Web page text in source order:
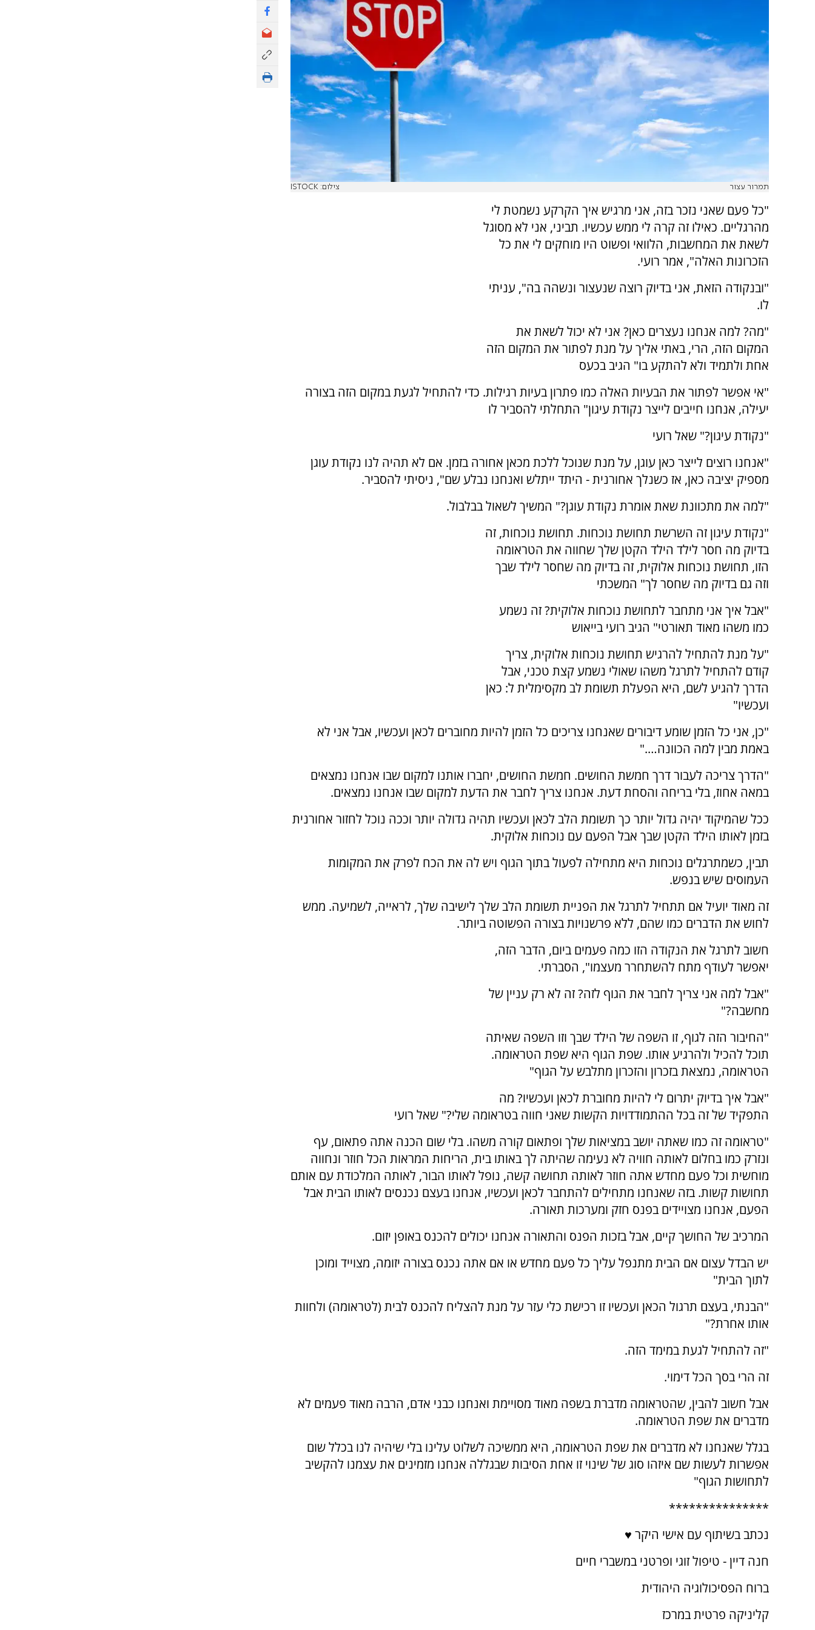
תמרור עצור צילום: ISTOCK
"כל פעם שאני נזכר בזה, אני מרגיש איך הקרקע נשמטת לי
מהרגליים. כאילו זה קרה לי ממש עכשיו. תביני, אני לא מסוגל
לשאת את המחשבות, הלוואי ופשוט היו מוחקים לי את כל
הזכרונות האלה", אמר רועי.
"ובנקודה הזאת, אני בדיוק רוצה שנעצור ונשהה בה", עניתי
לו.
"מה? למה אנחנו נעצרים כאן? אני לא יכול לשאת את
המקום הזה, הרי, באתי אליך על מנת לפתור את המקום הזה
אחת ולתמיד ולא להתקע בו" הגיב בכעס
"אי אפשר לפתור את הבעיות האלה כמו פתרון בעיות רגילות. כדי להתחיל לגעת במקום הזה בצורה
יעילה, אנחנו חייבים לייצר נקודת עיגון" התחלתי להסביר לו
"נקודת עיגון?" שאל רועי
"אנחנו רוצים לייצר כאן עוגן, על מנת שנוכל ללכת מכאן אחורה בזמן. אם לא תהיה לנו נקודת עוגן
מספיק יציבה כאן, אז כשנלך אחורנית - היתד ייתלש ואנחנו נבלע שם", ניסיתי להסביר.
"למה את מתכוונת שאת אומרת נקודת עוגן?" המשיך לשאול בבלבול.
"נקודת עיגון זה השרשת תחושת נוכחות. תחושת נוכחות, זה
בדיוק מה חסר לילד הילד הקטן שלך שחווה את הטראומה
הזו, תחושת נוכחות אלוקית, זה בדיוק מה שחסר לילד שבך
וזה גם בדיוק מה שחסר לך" המשכתי
"אבל איך אני מתחבר לתחושת נוכחות אלוקית? זה נשמע
כמו משהו מאוד תאורטי" הגיב רועי בייאוש
"על מנת להתחיל להרגיש תחושת נוכחות אלוקית, צריך
קודם להתחיל לתרגל משהו שאולי נשמע קצת טכני, אבל
הדרך להגיע לשם, היא הפעלת תשומת לב מקסימלית ל: כאן
ועכשיו"
"כן, אני כל הזמן שומע דיבורים שאנחנו צריכים כל הזמן להיות מחוברים לכאן ועכשיו, אבל אני לא
באמת מבין למה הכוונה…."
"הדרך צריכה לעבור דרך חמשת החושים. חמשת החושים, יחברו אותנו למקום שבו אנחנו נמצאים
במאה אחוז, בלי בריחה והסחת דעת. אנחנו צריך לחבר את הדעת למקום שבו אנחנו נמצאים.
ככל שהמיקוד יהיה גדול יותר כך תשומת הלב לכאן ועכשיו תהיה גדולה יותר וככה נוכל לחזור אחורנית
בזמן לאותו הילד הקטן שבך אבל הפעם עם נוכחות אלוקית.
תבין, כשמתרגלים נוכחות היא מתחילה לפעול בתוך הגוף ויש לה את הכח לפרק את המקומות
העמוסים שיש בנפש.
זה מאוד יועיל אם תתחיל לתרגל את הפניית תשומת הלב שלך לישיבה שלך, לראייה, לשמיעה. ממש
לחוש את הדברים כמו שהם, ללא פרשנויות בצורה הפשוטה ביותר.
חשוב לתרגל את הנקודה הזו כמה פעמים ביום, הדבר הזה,
יאפשר לעודף מתח להשתחרר מעצמו", הסברתי.
"אבל למה אני צריך לחבר את הגוף לזה? זה לא רק עניין של
מחשבה?"
"החיבור הזה לגוף, זו השפה של הילד שבך וזו השפה שאיתה
תוכל להכיל ולהרגיע אותו. שפת הגוף היא שפת הטראומה.
הטראומה, נמצאת בזכרון והזכרון מתלבש על הגוף"
"אבל איך בדיוק יתרום לי להיות מחוברת לכאן ועכשיו? מה
התפקיד של זה בכל ההתמודדויות הקשות שאני חווה בטראומה שלי?" שאל רועי
"טראומה זה כמו שאתה יושב במציאות שלך ופתאום קורה משהו. בלי שום הכנה אתה פתאום, עף
ונזרק כמו בחלום לאותה חוויה לא נעימה שהיתה לך באותו בית, הריחות המראות הכל חוזר ונחווה
מוחשית וכל פעם מחדש אתה חוזר לאותה תחושה קשה, נופל לאותו הבור, לאותה המלכודת עם אותם
תחושות קשות. בזה שאנחנו מתחילים להתחבר לכאן ועכשיו, אנחנו בעצם נכנסים לאותו הבית אבל
הפעם, אנחנו מצויידים בפנס חזק ומערכות תאורה.
המרכיב של החושך קיים, אבל בזכות הפנס והתאורה אנחנו יכולים להכנס באופן יזום.
יש הבדל עצום אם הבית מתנפל עליך כל פעם מחדש או אם אתה נכנס בצורה יזומה, מצוייד ומוכן
לתוך הבית"
"הבנתי, בעצם תרגול הכאן ועכשיו זו רכישת כלי עזר על מנת להצליח להכנס לבית (לטראומה) ולחוות
אותו אחרת?"
"זה להתחיל לגעת במימד הזה.
זה הרי בסך הכל דימוי.
אבל חשוב להבין, שהטראומה מדברת בשפה מאוד מסויימת ואנחנו כבני אדם, הרבה מאוד פעמים לא
מדברים את שפת הטראומה.
בגלל שאנחנו לא מדברים את שפת הטראומה, היא ממשיכה לשלוט עלינו בלי שיהיה לנו בכלל שום
אפשרות לעשות שם איזהו סוג של שינוי זו אחת הסיבות שבגללה אנחנו מזמינים את עצמנו להקשיב
לתחושות הגוף"
***************
נכתב בשיתוף עם אישי היקר ♥️
חנה דיין - טיפול זוגי ופרטני במשברי חיים
ברוח הפסיכולוגיה היהודית
קליניקה פרטית במרכז